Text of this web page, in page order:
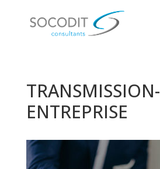
TRANSMISSION-
ENTREPRISE